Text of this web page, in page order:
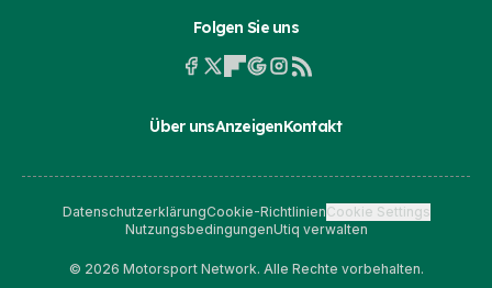
Folgen Sie uns
Über unsAnzeigenKontakt
DatenschutzerklärungCookie-RichtlinienCookie Settings
NutzungsbedingungenUtiq verwalten
© 2026 Motorsport Network. Alle Rechte vorbehalten.